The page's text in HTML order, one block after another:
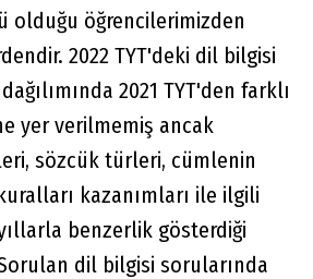
olduğu öğrencilerimizden
2022 TYT'deki dil bilgisi
2021 TYT'den farklı
yer verilmemiş ancak
sözcük türleri, cümlenin
kazanımları ile ilgili
benzerlik gösterdiği
dil bilgisi sorularında